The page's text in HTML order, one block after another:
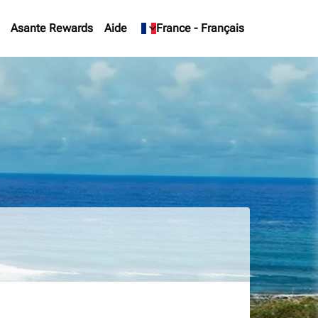
Asante Rewards Aide France - Français
keyboard_arrow_down